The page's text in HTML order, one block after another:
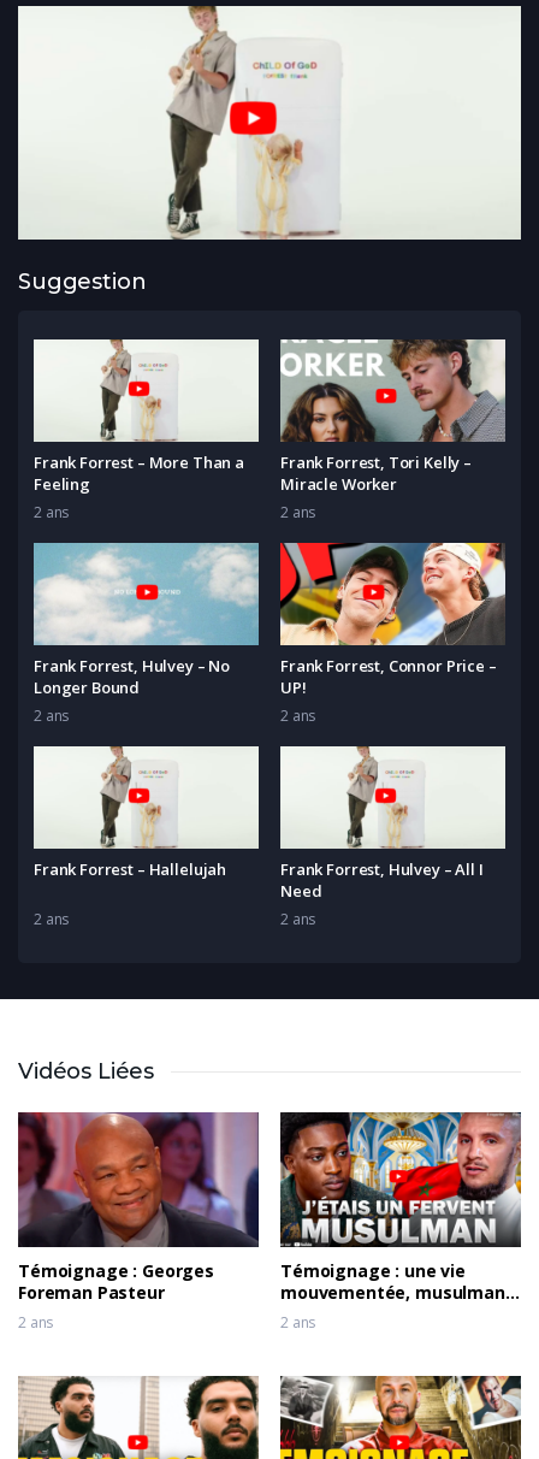
Suggestion
Frank Forrest – More Than a
Feeling
2 ans
Frank Forrest, Tori Kelly –
Miracle Worker
2 ans
Frank Forrest, Hulvey – No
Longer Bound
2 ans
Frank Forrest, Connor Price –
UP!
2 ans
Frank Forrest – Hallelujah
2 ans
Frank Forrest, Hulvey – All I
Need
2 ans
Vidéos Liées
Témoignage : Georges
Foreman Pasteur
2 ans
Témoignage : une vie
mouvementée, musulman il
voit un ANGE
2 ans